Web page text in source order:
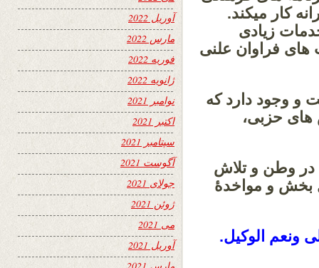
کار میکند.
زیادی
فراوان علنی
وجود دارد که
های حزبی،
وطن و تلاش
بخش و مواخدۀ
ونعم الوکیل.
آوریل 2022
مارس 2022
فوریه 2022
ژانویه 2022
نوامبر 2021
اکتبر 2021
سپتامبر 2021
آگوست 2021
جولای 2021
ژوئن 2021
می 2021
آوریل 2021